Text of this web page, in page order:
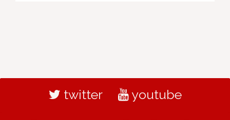
twitter youtube